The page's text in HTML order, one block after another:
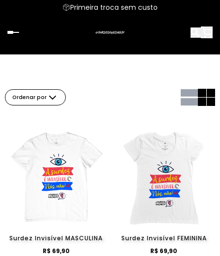
Primeira troca sem custo
Ordenar por
Surdez Invisível MASCULINA
R$ 69,90
Surdez Invisível FEMININA
R$ 69,90